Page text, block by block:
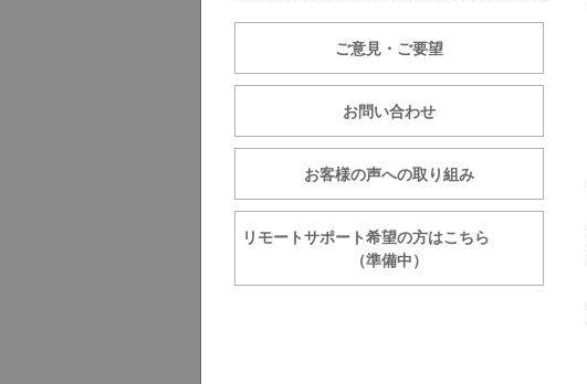
ご意見・ご要望
お問い合わせ
お客様の声への取り組み
リモートサポート希望の方はこちら
（準備中）